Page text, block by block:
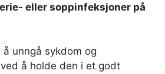
eller soppinfeksjoner på
unngå sykdom og
å holde den i et godt